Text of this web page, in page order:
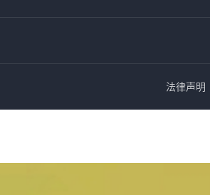
法律声明